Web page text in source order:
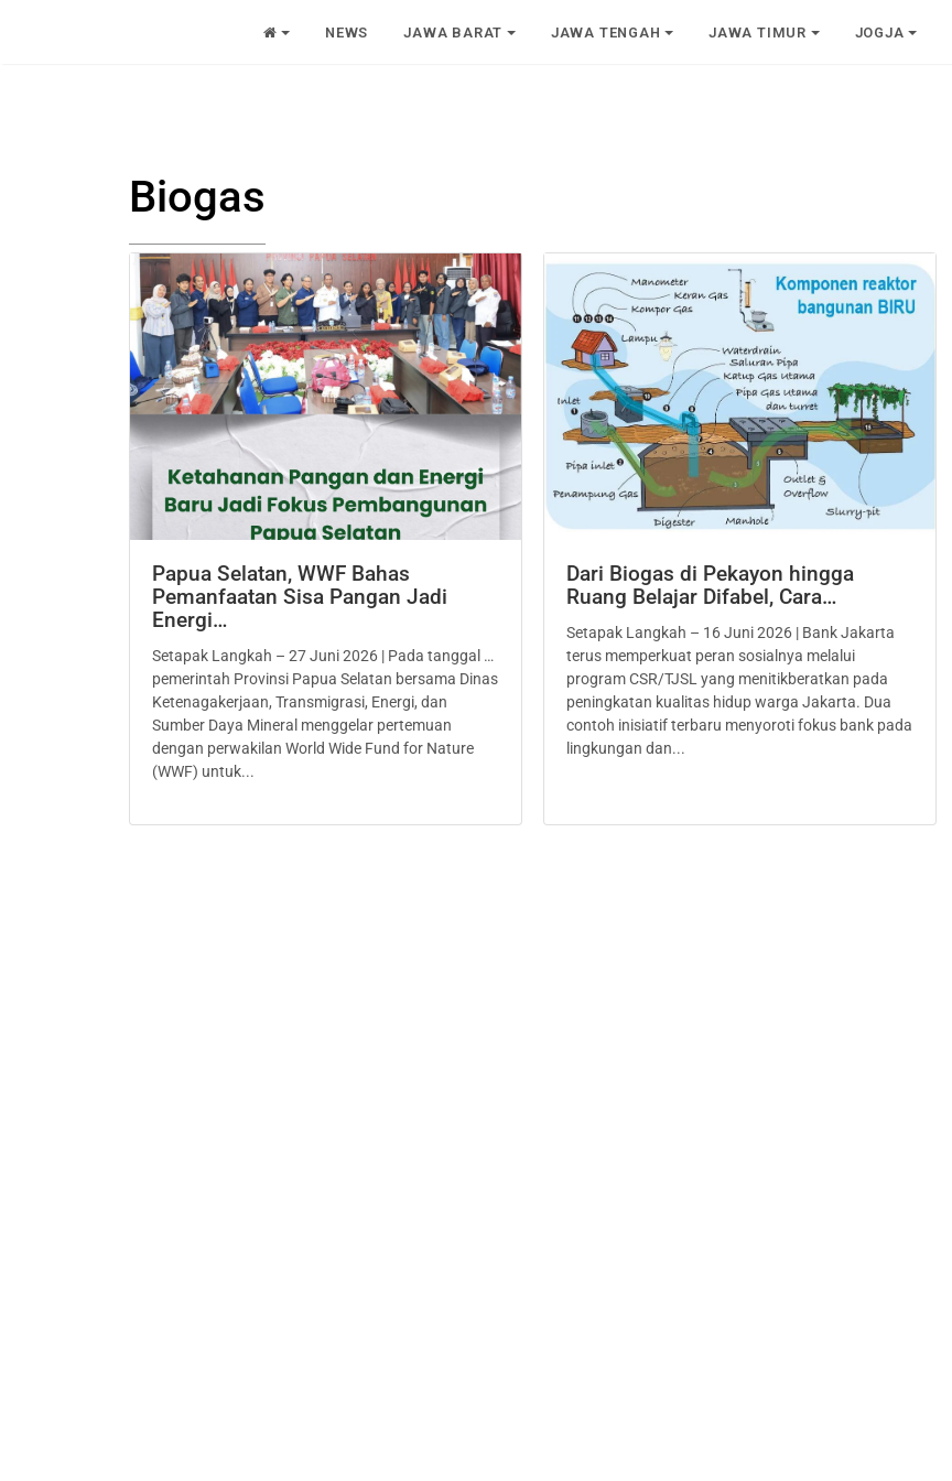
NEWS JAWA BARAT JAWA TENGAH JAWA TIMUR JOGJA
Biogas
Papua Selatan, WWF Bahas
Pemanfaatan Sisa Pangan Jadi
Energi…
Setapak Langkah – 27 Juni 2026 | Pada tanggal …
pemerintah Provinsi Papua Selatan bersama Dinas
Ketenagakerjaan, Transmigrasi, Energi, dan
Sumber Daya Mineral menggelar pertemuan
dengan perwakilan World Wide Fund for Nature
(WWF) untuk...
Dari Biogas di Pekayon hingga
Ruang Belajar Difabel, Cara…
Setapak Langkah – 16 Juni 2026 | Bank Jakarta
terus memperkuat peran sosialnya melalui
program CSR/TJSL yang menitikberatkan pada
peningkatan kualitas hidup warga Jakarta. Dua
contoh inisiatif terbaru menyoroti fokus bank pada
lingkungan dan...